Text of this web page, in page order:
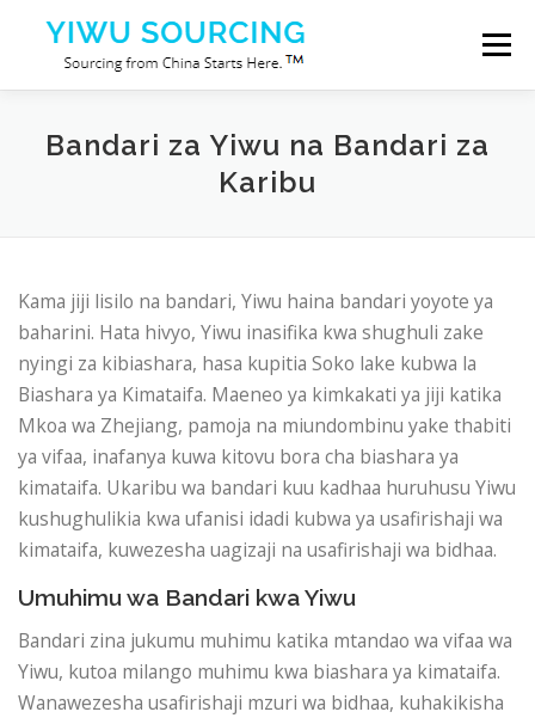
Skip to content
Menu
Huduma Mji wa Yiwu Kuhusu sisi
Bandari za Yiwu na Bandari za
Karibu
Kama jiji lisilo na bandari, Yiwu haina bandari yoyote ya
baharini. Hata hivyo, Yiwu inasifika kwa shughuli zake
nyingi za kibiashara, hasa kupitia Soko lake kubwa la
Biashara ya Kimataifa. Maeneo ya kimkakati ya jiji katika
Mkoa wa Zhejiang, pamoja na miundombinu yake thabiti
ya vifaa, inafanya kuwa kitovu bora cha biashara ya
kimataifa. Ukaribu wa bandari kuu kadhaa huruhusu Yiwu
kushughulikia kwa ufanisi idadi kubwa ya usafirishaji wa
kimataifa, kuwezesha uagizaji na usafirishaji wa bidhaa.
Umuhimu wa Bandari kwa Yiwu
Bandari zina jukumu muhimu katika mtandao wa vifaa wa
Yiwu, kutoa milango muhimu kwa biashara ya kimataifa.
Wanawezesha usafirishaji mzuri wa bidhaa, kuhakikisha